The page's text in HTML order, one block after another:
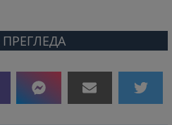
ПРЕГЛЕДА